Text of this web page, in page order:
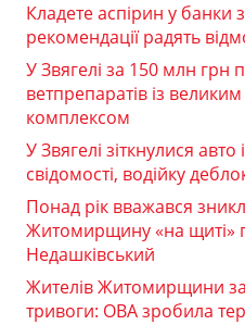
Кладете аспірин у банки
рекомендації радять
У Звягелі за 150 млн
ветпрепаратів із
комплексом
У Звягелі зіткнулися
свідомості, водійку
Понад рік вважався
Житомирщину «на щиті»
Недашківський
Жителів Житомирщини
тривоги: ОВА зробила